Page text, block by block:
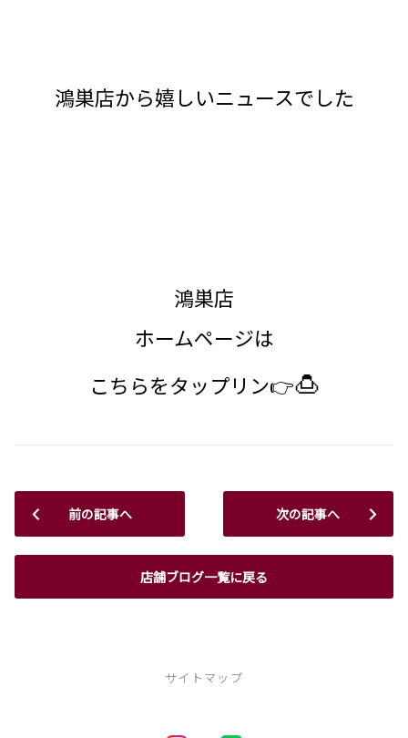
鴻巣店から嬉しいニュースでした
鴻巣店
ホームページは
こちらをタップリン👉🍮
前の記事へ
店舗ブログ一覧に戻る
次の記事へ
サイトマップ